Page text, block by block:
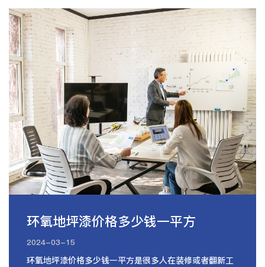
环氧地坪漆价格多少钱一平方
2024-03-15
环氧地坪漆价格多少钱一平方是很多人在装修或者翻新工